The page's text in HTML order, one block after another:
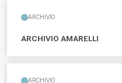
ARCHIVIO
ARCHIVIO AMARELLI
ARCHIVIO